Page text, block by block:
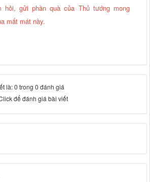
hỏi, gửi phần quà của Thủ tướng mong
mất mát này.
là: 0 trong 0 đánh giá
để đánh giá bài viết